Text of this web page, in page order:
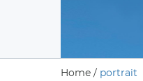
Home / portrait